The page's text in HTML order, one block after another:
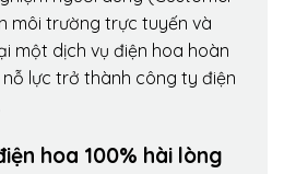
môi trường trực tuyến và
một dịch vụ điện hoa hoàn
lực trở thành công ty điện
hoa 100% hài lòng